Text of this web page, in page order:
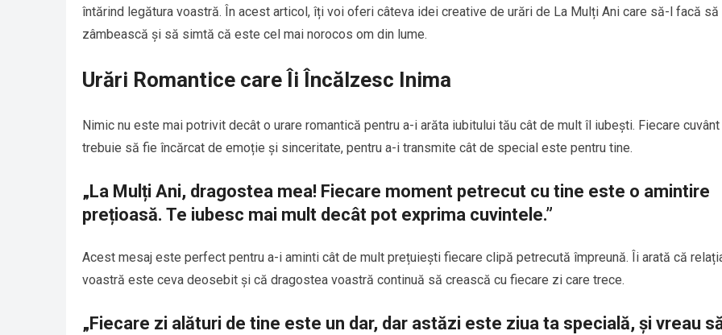
întărind legătura voastră. În acest articol, îți voi oferi câteva idei creative de urări de La Mulți Ani care să-l facă să
zâmbească și să simtă că este cel mai norocos om din lume.
Urări Romantice care Îi Încălzesc Inima
Nimic nu este mai potrivit decât o urare romantică pentru a-i arăta iubitului tău cât de mult îl iubești. Fiecare cuvânt
trebuie să fie încărcat de emoție și sinceritate, pentru a-i transmite cât de special este pentru tine.
„La Mulți Ani, dragostea mea! Fiecare moment petrecut cu tine este o amintire
prețioasă. Te iubesc mai mult decât pot exprima cuvintele.”
Acest mesaj este perfect pentru a-i aminti cât de mult prețuiești fiecare clipă petrecută împreună. Îi arată că
voastră este ceva deosebit și că dragostea voastră continuă să crească cu fiecare zi care trece.
„Fiecare zi alături de tine este un dar, dar astăzi este ziua ta specială, și vreau